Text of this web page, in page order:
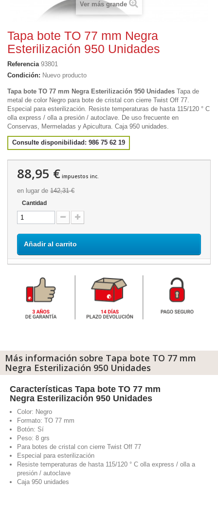
Ver más grande
Tapa bote TO 77 mm Negra
Esterilización 950 Unidades
Referencia 93801
Condición: Nuevo producto
Tapa bote TO 77 mm Negra Esterilización 950 Unidades Tapa de
metal de color Negro para bote de cristal con cierre Twist Off 77.
Especial para esterilización. Resiste temperaturas de hasta 115/120 ° C
olla express / olla a presión / autoclave. De uso frecuente en
Conservas, Mermeladas y Apicultura. Caja 950 unidades.
Consulte disponibilidad: 986 75 62 19
88,95 € impuestos inc.
en lugar de 142,31 €
Cantidad
Añadir al carrito
Más información sobre Tapa bote TO 77 mm
Negra Esterilización 950 Unidades
Características Tapa bote TO 77 mm
Negra Esterilización 950 Unidades
Color: Negro
Formato: TO 77 mm
Botón: Sí
Peso: 8 grs
Para botes de cristal con cierre Twist Off 77
Especial para esterilización
Resiste temperaturas de hasta 115/120 ° C olla express / olla a
presión / autoclave
Caja 950 unidades